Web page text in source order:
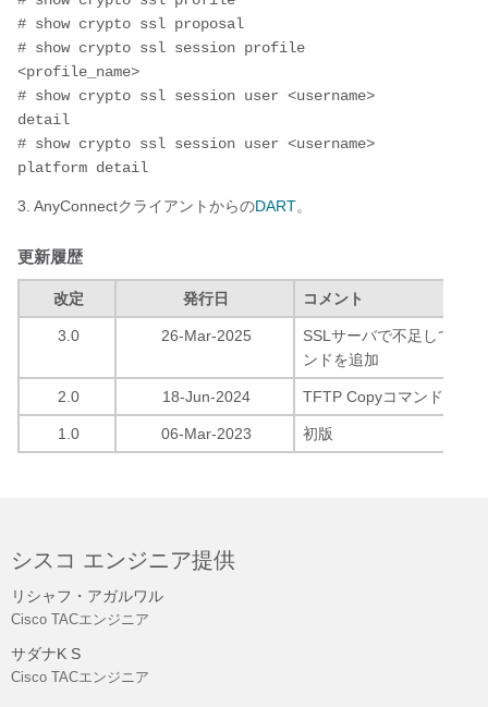
# show crypto ssl proposal
# show crypto ssl session profile
<profile_name>
# show crypto ssl session user <username>
detail
# show crypto ssl session user <username>
platform detail
3. AnyConnectクライアントからのDART。
更新履歴
改定 発行日 コメント
3.0 26-Mar-2025
SSLサーバで不足している
ンドを追加
2.0 18-Jun-2024 TFTP Copyコマンドを更
1.0 06-Mar-2023 初版
シスコ エンジニア提供
リシャフ・アガルワル
Cisco TACエンジニア
サダナK S
Cisco TACエンジニア